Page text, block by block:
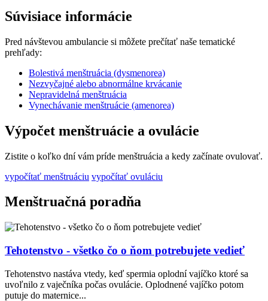
Súvisiace informácie
Pred návštevou ambulancie si môžete prečítať naše tematické
prehľady:
Bolestivá menštruácia (dysmenorea)
Nezvyčajné alebo abnormálne krvácanie
Nepravidelná menštruácia
Vynechávanie menštruácie (amenorea)
Výpočet menštruácie a ovulácie
Zistite o koľko dní vám príde menštruácia a kedy začínate ovulovať.
vypočítať menštruáciu vypočítať ovuláciu
Menštruačná poradňa
Tehotenstvo - všetko čo o ňom potrebujete vedieť
Tehotenstvo nastáva vtedy, keď spermia oplodní vajíčko ktoré sa
uvoľnilo z vaječníka počas ovulácie. Oplodnené vajíčko potom
putuje do maternice...